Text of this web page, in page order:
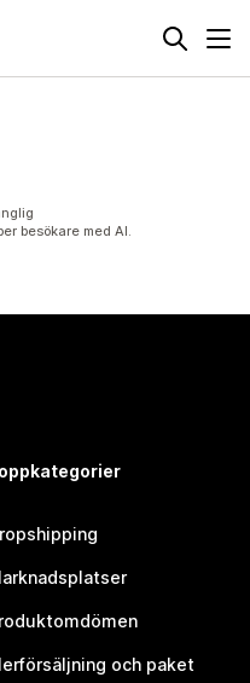
besökare med AI.
och paket